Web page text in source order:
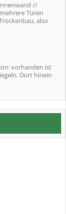
//
Türen
also
vorhanden ist
Dort hinein